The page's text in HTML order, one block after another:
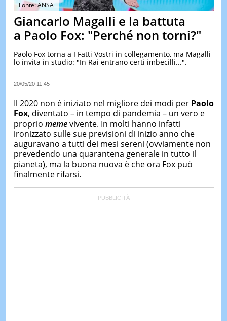
&
TEST
LE
Fonte: ANSA
Giancarlo Magalli e la battuta
a Paolo Fox: "Perché non torni?"
Paolo Fox torna a I Fatti Vostri in collegamento, ma Magalli
lo invita in studio: "In Rai entrano certi imbecilli...".
20/05/20 11:45
Il 2020 non è iniziato nel migliore dei modi per Paolo
Fox, diventato – in tempo di pandemia – un vero e
proprio memevivente. In molti hanno infatti
ironizzato sulle sue previsioni di inizio anno che
auguravano a tutti dei mesi sereni (ovviamente non
prevedendo una quarantena generale in tutto il
pianeta), ma la buona nuova è che ora Fox può
finalmente rifarsi.